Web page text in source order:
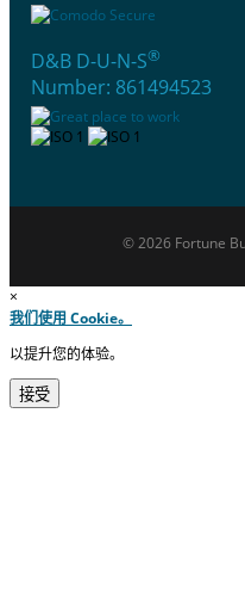
D&B D-U-N-S®
Number: 861494523
© 2026 Fortune
×
我们使用 Cookie。
以提升您的体验。
接受